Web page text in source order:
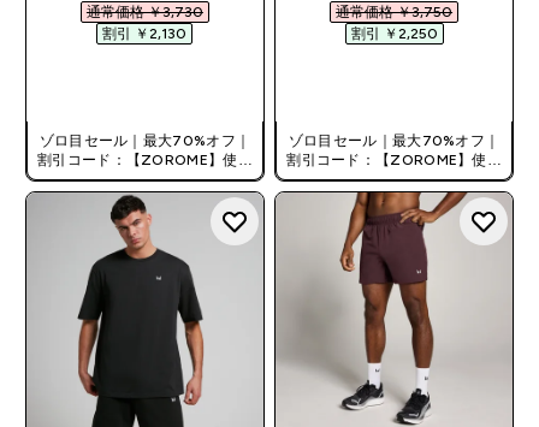
通常価格 ￥3,730‎
割引 ￥2,130‎
ゾロ目セール｜最大70%オフ｜
割引コード：【ZOROME】使用
で追加10%オフ！
通常価格 ￥3,750‎
割引 ￥2,250‎
ゾロ目セール｜最大70%オフ｜
割引コード：【ZOROME】使用
で追加10%オフ！